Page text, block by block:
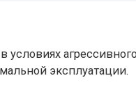
условиях
эксплуатации.